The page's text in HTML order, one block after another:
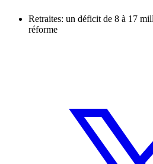
Retraites: un déficit de 8 à 17
réforme